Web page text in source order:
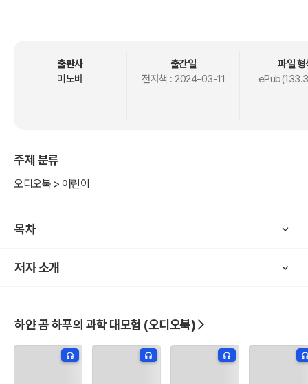
단순한 지식이 아닌, 즐거운 탐험과 발견의 연속임을 아이들이 깨우칠
수 있는 종합 어린이 과학 도서입니다."
출판사
미노바
출간일
전자책 : 2024-03-11
파일 형
주제 분류
오디오북 > 어린이
목차
저자 소개
하얀 곰 하푸의 과학 대모험 (오디오북)